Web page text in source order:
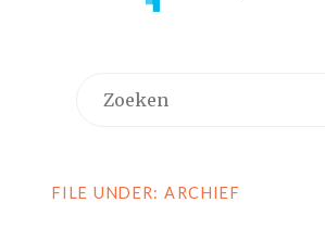
FILE UNDER: ARCHIEF